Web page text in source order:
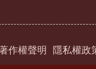
作權聲明 隱私權政